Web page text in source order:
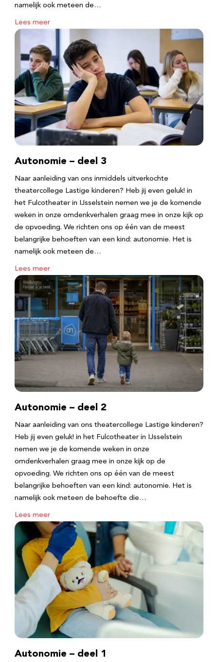
namelijk ook meteen de…
Lees meer
Autonomie – deel 3
Naar aanleiding van ons inmiddels uitverkochte
theatercollege Lastige kinderen? Heb jij even geluk! in
het Fulcotheater in IJsselstein nemen we je de komende
weken in onze omdenkverhalen graag mee in onze kijk op
de opvoeding. We richten ons op één van de meest
belangrijke behoeften van een kind: autonomie. Het is
namelijk ook meteen de…
Lees meer
Autonomie – deel 2
Naar aanleiding van ons theatercollege Lastige kinderen?
Heb jij even geluk! in het Fulcotheater in IJsselstein
nemen we je de komende weken in onze
omdenkverhalen graag mee in onze kijk op de
opvoeding. We richten ons op één van de meest
belangrijke behoeften van een kind: autonomie. Het is
namelijk ook meteen de behoefte die…
Lees meer
Autonomie – deel 1